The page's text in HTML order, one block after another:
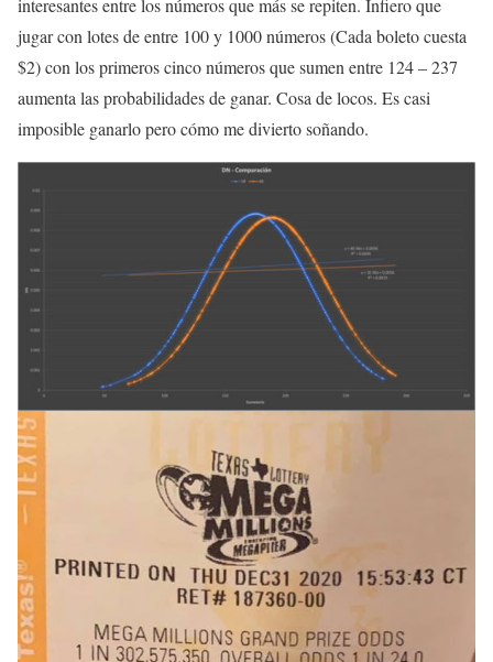
interesantes entre los números que más se repiten. Infiero que
jugar con lotes de entre 100 y 1000 números (Cada boleto cuesta
$2) con los primeros cinco números que sumen entre 124 – 237
aumenta las probabilidades de ganar. Cosa de locos. Es casi
imposible ganarlo pero cómo me divierto soñando.